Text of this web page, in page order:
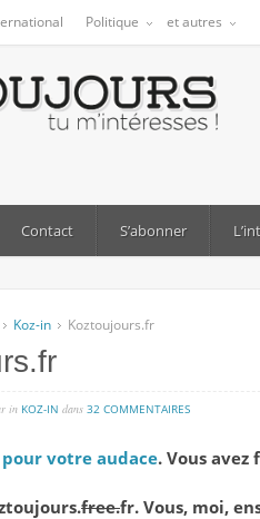
Politique et autres
Contact S’abonner
Koz-in Koztoujours.fr
in KOZ-IN dans 32 COMMENTAIRESsur
votre audace. Vous
free.fr. Vous, moi,